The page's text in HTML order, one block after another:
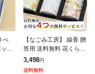
べ
ク
ン
セ
【なごみ工房】 線香 贈
答用 送料無料 花くらべ
3筒セット 桐箱入 奥野
晴明堂 お線香 お香 進
3,498円
送料無料